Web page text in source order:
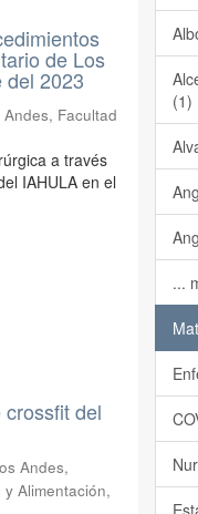
de Los
del 2023
Facultad
a través
IAHULA en el
del
Andes,
Alimentación,
(1)
...